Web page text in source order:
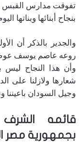
تفوقت مدارس القبس
بنجاح أبنائها وبناتها
والجدير بالذكر أن
روعه عاصم يوسف عوض
وأن هذا النجاح
شعارها ولازلنا على
وجيل السودان باعيننا
قائمه الشرف
بجمهورية مصر